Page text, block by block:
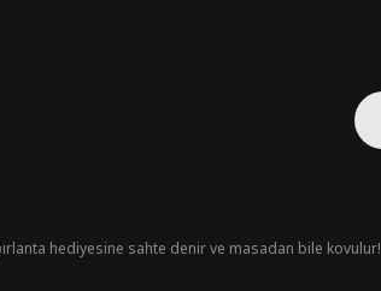
hediyesine sahte denir ve masadan bile kovulur!